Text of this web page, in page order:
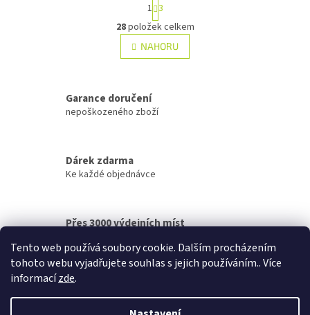
Tento web používá soubory cookie. Dalším procházením
tohoto webu vyjadřujete souhlas s jejich používáním.. Více
informacízde.
O
v
l
á
í
y
p
i
s
u
t
r
á
n
k
n
í
1 3
28položek celkem
NAHORU
Garance doručení
nepoškozeného zboží
Dárek zdarma
Ke každé objednávce
Přes 3000 výdejních míst